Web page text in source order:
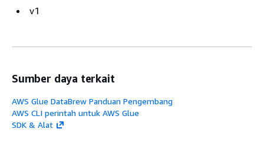
v1
Sumber daya terkait
AWS Glue DataBrew Panduan Pengembang
AWS CLI perintah untuk AWS Glue
SDK & Alat